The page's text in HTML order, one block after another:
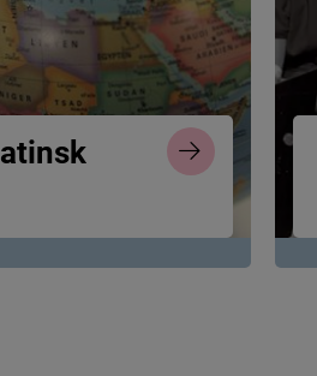
atinsk